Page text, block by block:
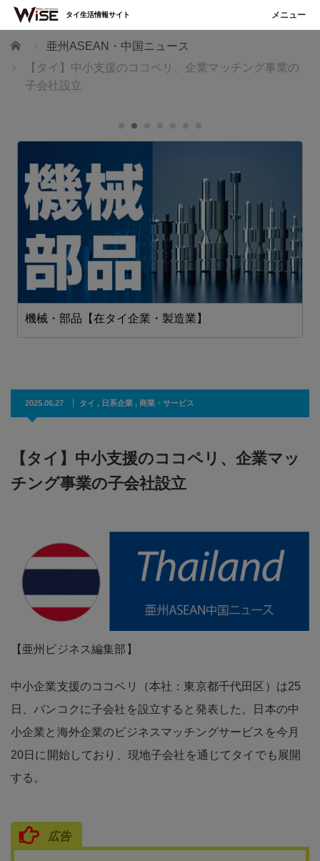
ホーム
亜州ASEAN・中国ニュース
【タイ】中小支援のココペリ、企業マッチング事業の
子会社設立
機械・部品【在タイ企業・製造業】
2025.06.27 タイ , 日系企業 , 商業・サービス
【タイ】中小支援のココペリ、企業マッ
チング事業の子会社設立
【亜州ビジネス編集部】
中小企業支援のココペリ（本社：東京都千代田区）は25
日、バンコクに子会社を設立すると発表した。日本の中
小企業と海外企業のビジネスマッチングサービスを今月
20日に開始しており、現地子会社を通じてタイでも展開
する。
広告
タイ生活情報サイト